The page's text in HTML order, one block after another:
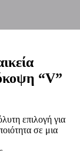
“V”
επιλογή για
σε μια